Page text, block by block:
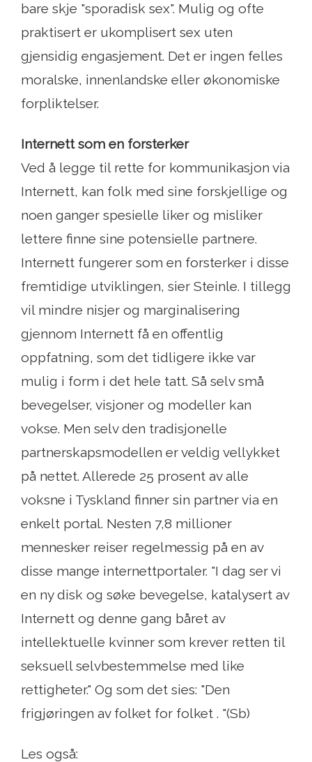
bare skje "sporadisk sex". Mulig og ofte
praktisert er ukomplisert sex uten
gjensidig engasjement. Det er ingen felles
moralske, innenlandske eller økonomiske
forpliktelser.
Internett som en forsterker
Ved å legge til rette for kommunikasjon via
Internett, kan folk med sine forskjellige og
noen ganger spesielle liker og misliker
lettere finne sine potensielle partnere.
Internett fungerer som en forsterker i disse
fremtidige utviklingen, sier Steinle. I tillegg
vil mindre nisjer og marginalisering
gjennom Internett få en offentlig
oppfatning, som det tidligere ikke var
mulig i form i det hele tatt. Så selv små
bevegelser, visjoner og modeller kan
vokse. Men selv den tradisjonelle
partnerskapsmodellen er veldig vellykket
på nettet. Allerede 25 prosent av alle
voksne i Tyskland finner sin partner via en
enkelt portal. Nesten 7,8 millioner
mennesker reiser regelmessig på en av
disse mange internettportaler. "I dag ser vi
en ny disk og søke bevegelse, katalysert av
Internett og denne gang båret av
intellektuelle kvinner som krever retten til
seksuell selvbestemmelse med like
rettigheter." Og som det sies: "Den
frigjøringen av folket for folket . "(Sb)
Les også: